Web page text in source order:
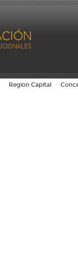
Region Capital